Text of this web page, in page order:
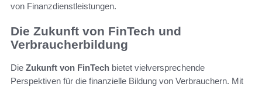
von Finanzdienstleistungen.
Die Zukunft von FinTech und
Verbraucherbildung
Die Zukunft von FinTech bietet vielversprechende
Perspektiven für die finanzielle Bildung von Verbrauchern. Mit